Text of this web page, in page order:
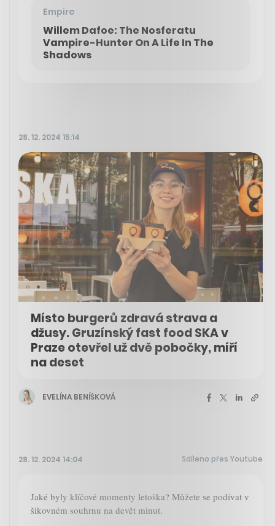
Empire
Willem Dafoe: The Nosferatu
Vampire-Hunter On A Life In The
Shadows
28. 12. 2024 15:14
Místo burgerů zdravá strava a
džusy. Gruzínský fast food SKA v
Praze otevřel už dvě pobočky, míří
na deset
EVELÍNA BENÍŠKOVÁ
28. 12. 2024 14:04 Sdíleno přes Youtube
Jaké byly klíčové momenty letoška? Můžete se podívat v
šikovném souhrnu na devět minut.